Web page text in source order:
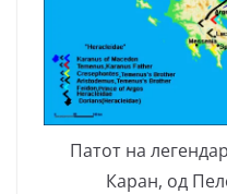
Патот на
Каран, од